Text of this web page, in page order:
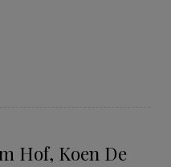
Hof, Koen De